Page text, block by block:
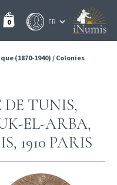
0
(1870-1940)/ Colonies
DE TUNIS,
EL-ARBA,
1910 PARIS